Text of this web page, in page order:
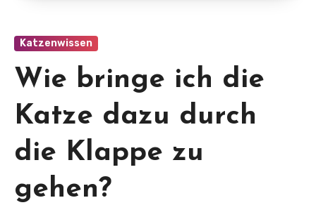
Katzenwissen
Wie bringe ich die
Katze dazu durch
die Klappe zu
gehen?